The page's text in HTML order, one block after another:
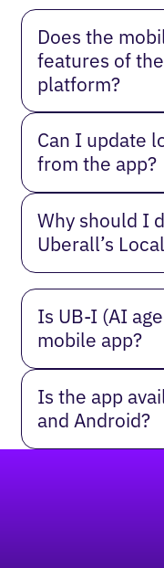
Does the
features of
platform?
Can I update
from the app?
Why should I
Uberall’s
Is UB‑I (AI
mobile app?
Is the app
and Android?